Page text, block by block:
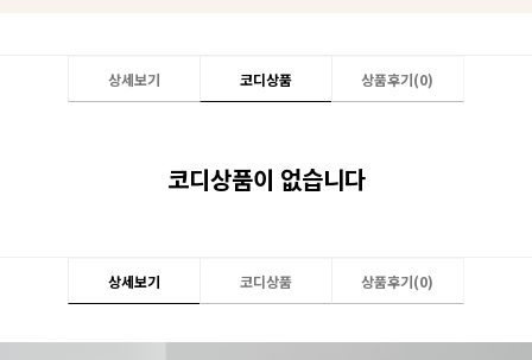
상세보기 코디상품 상품후기(0)
코디상품이 없습니다
상세보기 코디상품 상품후기(0)